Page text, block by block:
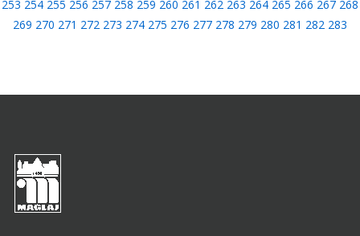
253 254 255 256 257 258 259 260 261 262 263 264 265 266 267 268
269 270 271 272 273 274 275 276 277 278 279 280 281 282 283